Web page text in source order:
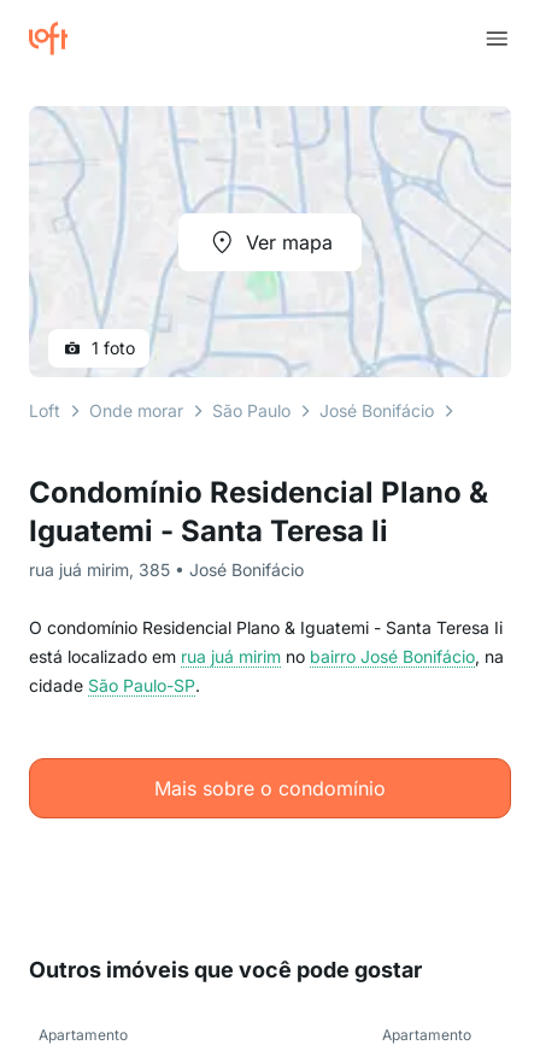
Condomínio Residencial Plano &
Iguatemi - Santa Teresa Ii
rua juá mirim, 385 • José Bonifácio
O condomínio Residencial Plano & Iguatemi - Santa Teresa Ii
está localizado em rua juá mirim no bairro José Bonifácio, na
cidade São Paulo-SP.
Mais sobre o condomínio
Ver mapa
1 foto
Loft Onde morar São Paulo José Bonifácio
Outros imóveis que você pode gostar
Apartamento Apartamento